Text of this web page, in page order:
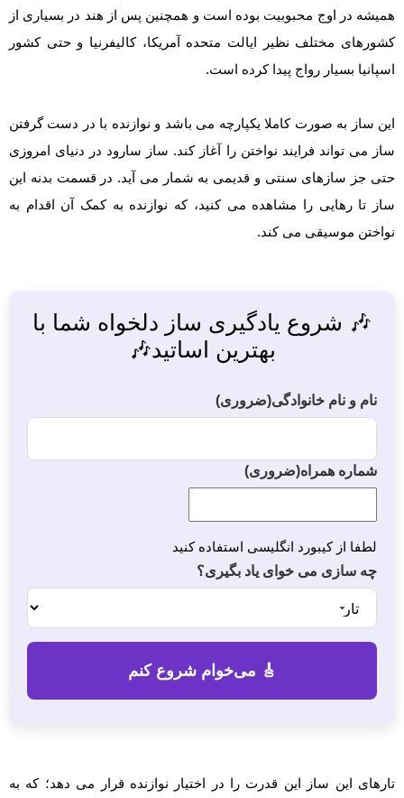
همیشه در اوج محبوبیت بوده است و همچنین پس از هند در بسیاری از
کشورهای مختلف نظیر ایالت متحده آمریکا، کالیفرنیا و حتی کشور
اسپانیا بسیار رواج پیدا کرده است.
این ساز به صورت کاملا یکپارچه می باشد و نوازنده با در دست گرفتن
ساز می تواند فرایند نواختن را آغاز کند. ساز سارود در دنیای امروزی
حتی جز سازهای سنتی و قدیمی به شمار می آید‌. در قسمت بدنه این
ساز تا رهایی را مشاهده می کنید، که نوازنده به کمک آن اقدام به
نواختن موسیقی می کند.
🎶 شروع یادگیری ساز دلخواه شما با
بهترین اساتید🎶
نام و نام خانوادگی(ضروری)
شماره همراه(ضروری)
لطفا از کیبورد انگلیسی استفاده کنید
چه سازی می خوای یاد بگیری؟
تارهای این ساز این قدرت را در اختیار نوازنده قرار می دهد؛ که به